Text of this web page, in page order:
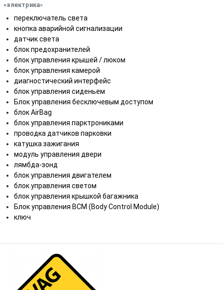
«электрика»
переключатель света
кнопка аварийной сигнализации
датчик света
блок предохранителей
блок управления крышей / люком
блок управления камерой
диагностический интерфейс
блок управления сиденьем
Блок управления бесключевым доступом
блок AirBag
блок управления парктрониками
проводка датчиков парковки
катушка зажигания
модуль управления двери
лямбда-зонд
блок управления двигателем
блок управления светом
блок управления крышкой багажника
Блок управления BCM (Body Control Module)
ключ